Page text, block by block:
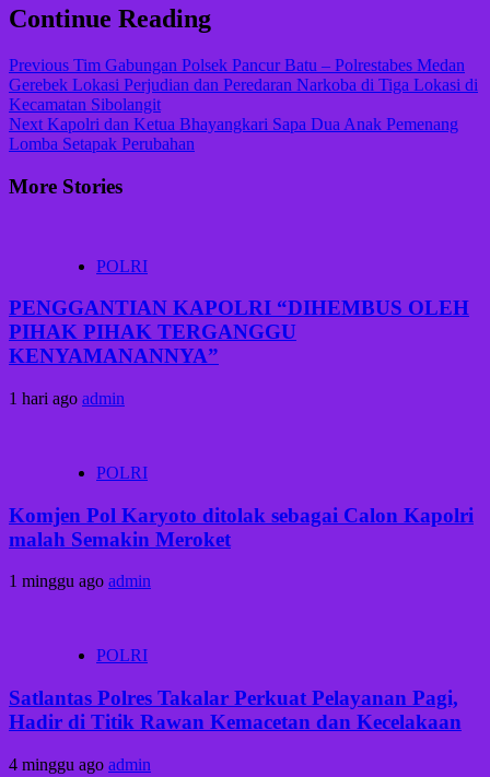
Continue Reading
Previous Tim Gabungan Polsek Pancur Batu – Polrestabes Medan
Gerebek Lokasi Perjudian dan Peredaran Narkoba di Tiga Lokasi di
Kecamatan Sibolangit
Next Kapolri dan Ketua Bhayangkari Sapa Dua Anak Pemenang
Lomba Setapak Perubahan
More Stories
POLRI
PENGGANTIAN KAPOLRI “DIHEMBUS OLEH
PIHAK PIHAK TERGANGGU
KENYAMANANNYA”
1 hari ago admin
POLRI
Komjen Pol Karyoto ditolak sebagai Calon Kapolri
malah Semakin Meroket
1 minggu ago admin
POLRI
Satlantas Polres Takalar Perkuat Pelayanan Pagi,
Hadir di Titik Rawan Kemacetan dan Kecelakaan
4 minggu ago admin